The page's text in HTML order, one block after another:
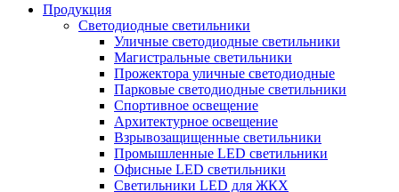
Продукция
Светодиодные светильники
Уличные светодиодные светильники
Магистральные светильники
Прожектора уличные светодиодные
Парковые светодиодные светильники
Спортивное освещение
Архитектурное освещение
Взрывозащищенные светильники
Промышленные LED светильники
Офисные LED светильники
Cветильники LED для ЖКХ